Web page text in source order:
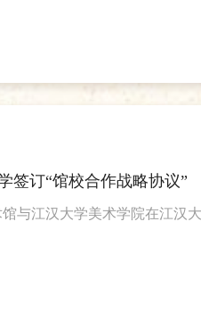
签订“馆校合作战略协议”
与江汉大学美术学院在江汉